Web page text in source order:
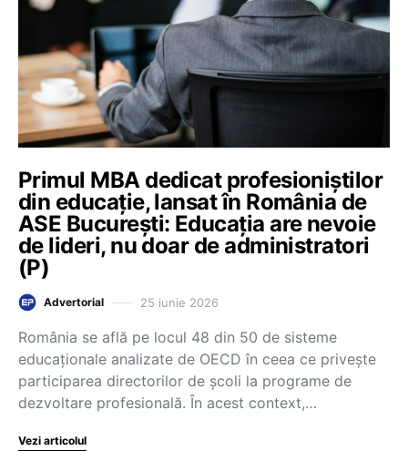
Primul MBA dedicat profesioniștilor
din educație, lansat în România de
ASE București: Educația are nevoie
de lideri, nu doar de administratori
(P)
Advertorial 25 iunie 2026
România se află pe locul 48 din 50 de sisteme
educaționale analizate de OECD în ceea ce privește
participarea directorilor de școli la programe de
dezvoltare profesională. În acest context,…
Vezi articolul